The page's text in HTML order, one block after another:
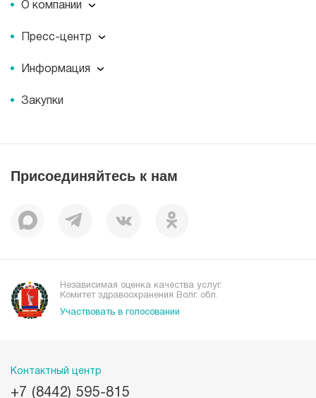
О компании
О компании
История
Документы
Пациентам
Пресс-центр
Пресс-центр
Журнал для пациентов «МЕДСИ СЕГОДНЯ»
Информация
Информация
Закупки
Присоединяйтесь к нам
Независимая оценка качества услуг.
Комитет здравоохранения Волг. обл.
Участвовать в голосовании
Контактный центр
+7 (8442) 595-815